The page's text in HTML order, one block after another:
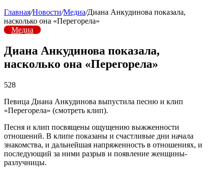
Главная/Новости/Медиа/Диана Анкудинова показала,
насколько она «Перегорела»
Медиа
Диана Анкудинова показала,
насколько она «Перегорела»
528
Певица Диана Анкудинова выпустила песню и клип
«Перегорела» (смотреть клип).
Песня и клип посвящены ощущению выжженности
отношений. В клипе показаны и счастливые дни начала
знакомства, и дальнейшая напряженность в отношениях, и
последующий за ними разрыв и появление женщины-
разлучницы.